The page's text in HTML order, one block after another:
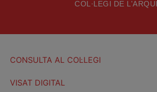
COL·LEGI DE
CONSULTA AL COL·LEGI
VISAT DIGITAL